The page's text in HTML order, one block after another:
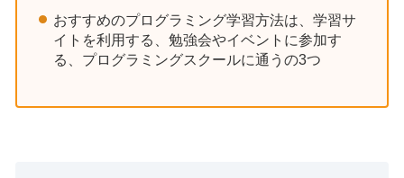
おすすめのプログラミング学習方法は、学習サ
イトを利用する、勉強会やイベントに参加す
る、プログラミングスクールに通うの3つ